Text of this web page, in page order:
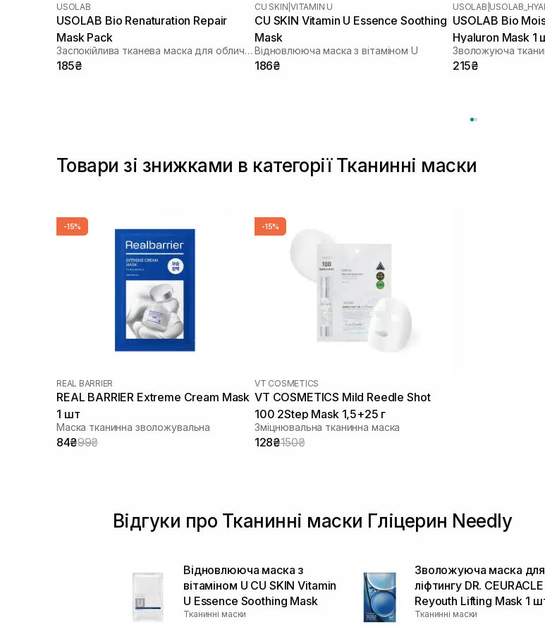
USOLAB
USOLAB Bio Renaturation Repair
Mask Pack
Заспокійлива тканева маска для обличчя
185₴
CU SKIN |VITAMIN U
CU SKIN Vitamin U Essence Soothing
Mask
Відновлююча маска з вітаміном U
186₴
USOLAB
USOLAB Bio
Hyaluron Mask 1
215₴
Товари зі знижками в категорії Тканинні маски
-15%
REAL BARRIER
REAL BARRIER Extreme Cream Mask
1 шт
Маска тканинна зволожувальна
84₴99₴
-15%
VT COSMETICS
VT COSMETICS Mild Reedle Shot
100 2Step Mask 1,5+25 г
Зміцнювальна тканинна маска
128₴150₴
Відгуки про Тканинні маски Гліцерин Needly
Відновлююча маска з
вітаміном U CU SKIN Vitamin
U Essence Soothing Mask
Тканинні маски
Зволожуюча маска для
ліфтингу DR.
Reyouth Lifting Mask 1
Тканинні маски